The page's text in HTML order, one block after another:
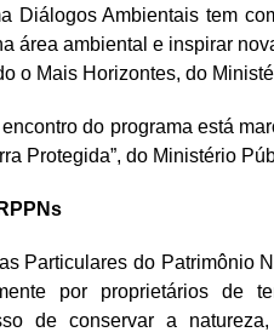
Diálogos Ambientais tem
área ambiental e inspirar
o Mais Horizontes, do
do programa está
Protegida”, do Ministério
Particulares do Patrimônio
por proprietários de
de conservar a